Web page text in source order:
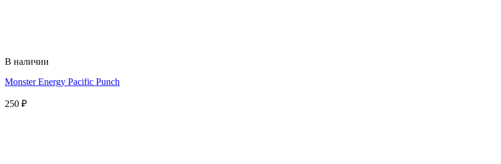
В наличии
Monster Energy Pacific Punch
250 ₽